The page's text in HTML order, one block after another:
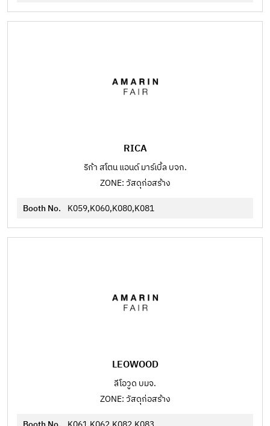
RICA
ริก้า สโตน แอนด์ มาร์เบิ้ล บจก.
ZONE: วัสดุก่อสร้าง
Booth No. K059,K060,K080,K081
LEOWOOD
ลีโอวูด บมจ.
ZONE: วัสดุก่อสร้าง